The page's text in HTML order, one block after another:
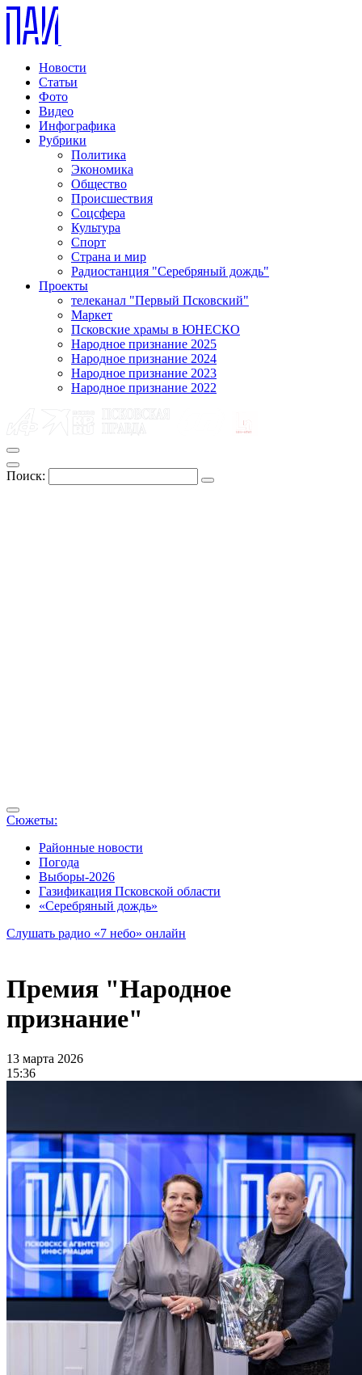
Новости
Статьи
Фото
Видео
Инфографика
Рубрики
Политика
Экономика
Общество
Происшествия
Соцсфера
Культура
Спорт
Страна и мир
Радиостанция "Серебряный дождь"
Проекты
телеканал "Первый Псковский"
Маркет
Псковские храмы в ЮНЕСКО
Народное признание 2025
Народное признание 2024
Народное признание 2023
Народное признание 2022
Поиск:
Сюжеты:
Районные новости
Погода
Выборы-2026
Газификация Псковской области
«Серебряный дождь»
Слушать радио «7 небо» онлайн
Премия "Народное
признание"
13 марта 2026
15:36